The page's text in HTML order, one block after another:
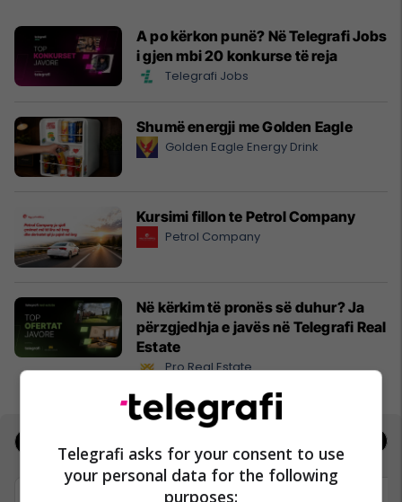
A po kërkon punë? Në Telegrafi Jobs
i gjen mbi 20 konkurse të reja
Telegrafi Jobs
Shumë energji me Golden Eagle
Golden Eagle Energy Drink
Kursimi fillon te Petrol Company
Petrol Company
Në kërkim të pronës së duhur? Ja
përzgjedhja e javës në Telegrafi Real
Estate
Pro Real Estate
Telegrafi asks for your consent to use
your personal data for the following
purposes: